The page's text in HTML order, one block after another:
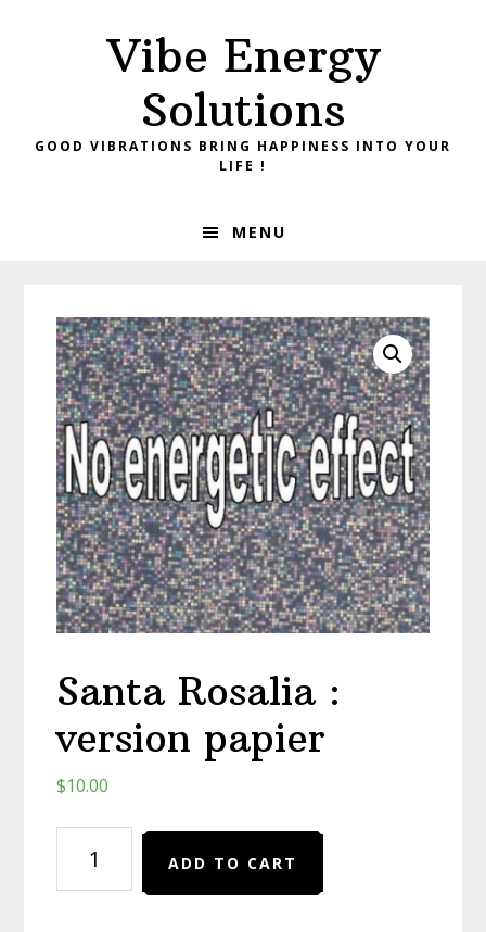
Vibe Energy
Solutions
GOOD VIBRATIONS BRING HAPPINESS INTO YOUR
LIFE !
MENU
Santa Rosalia :
version papier
$10.00
Rosalia
:
ADD TO CART